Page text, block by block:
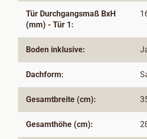
Tür Durchgangsmaß BxH
(mm) - Tür 1:
Boden inklusive:
Dachform:
Gesamtbreite (cm):
Gesamthöhe (cm):